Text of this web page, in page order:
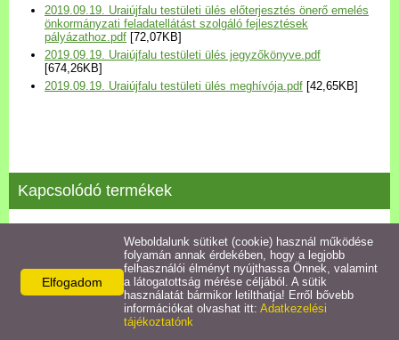
Hírek
Bezerédj Amália Óvoda
Egyéb szolgáltatások
Egészségügyi ellátás
Uraiújfalu Sportegyesület
2019.09.19. Uraiújfalu testületi ülés előterjesztés önerő emelés
önkormányzati feladatellátást szolgáló fejlesztések
pályázathoz.pdf [72,07KB]
2019.09.19. Uraiújfalu testületi ülés jegyzőkönyve.pdf
[674,26KB]
2019.09.19. Uraiújfalu testületi ülés meghívója.pdf [42,65KB]
Kapcsolódó termékek
2021.07.26. testületi ülés jegyzőkönyve
Részletek
Elfogadom
Weboldalunk sütiket (cookie) használ működése
folyamán annak érdekében, hogy a legjobb
felhasználói élményt nyújthassa Önnek, valamint
a látogatottság mérése céljából. A sütik
használatát bármikor letilthatja! Erről bővebb
információkat olvashat itt: Adatkezelési
tájékoztatónk